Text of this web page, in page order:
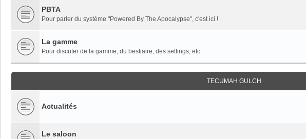
PBTA
Pour parler du système "Powered By The Apocalypse", c'est ici !
La gamme
Pour discuter de la gamme, du bestiaire, des settings, etc.
TECUMAH GULCH
Actualités
Le saloon